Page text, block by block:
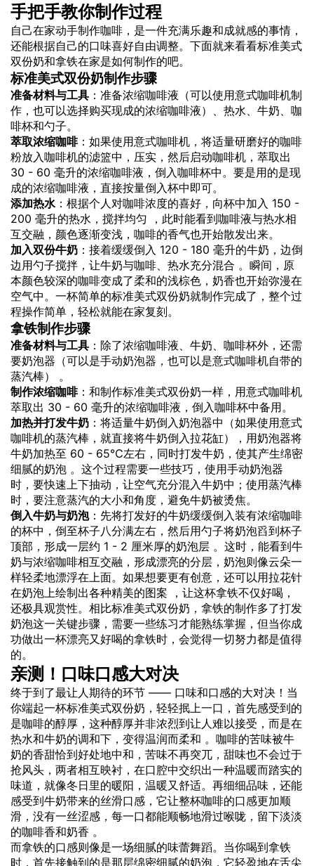
手把手教你制作过程
自己在家动手制作咖啡，是一件充满乐趣和成就感的事情，
还能根据自己的口味喜好自由调整。下面就来看看标准美式
双份奶和拿铁在家是如何制作的吧。
标准美式双份奶制作步骤
准备材料与工具 ：准备浓缩咖啡液（可以使用意式咖啡机制
作，也可以选择购买现成的浓缩咖啡液）、热水、牛奶、咖
啡杯和勺子。
萃取浓缩咖啡：如果使用意式咖啡机，将适量研磨好的咖啡
粉放入咖啡机的滤篮中，压实，然后启动咖啡机，萃取出
30 - 60 毫升的浓缩咖啡液，倒入咖啡杯中。要是用的是现
成的浓缩咖啡液，直接按量倒入杯中即可。
添加热水 ：根据个人对咖啡浓度的喜好，向杯中加入 150 -
200 毫升的热水，搅拌均匀 ，此时能看到咖啡液与热水相
互交融，颜色逐渐变浅，咖啡的香气也开始散发出来。
加入双份牛奶 ：接着缓缓倒入 120 - 180 毫升的牛奶，边倒
边用勺子搅拌，让牛奶与咖啡、热水充分混合 。瞬间，原
本颜色较深的咖啡变成了柔和的浅棕色，奶香也开始弥漫在
空气中。一杯简单的标准美式双份奶就制作完成了，整个过
程操作简单，轻松就能在家复刻。
拿铁制作步骤
准备材料与工具 ：除了浓缩咖啡液、牛奶、咖啡杯外，还需
要奶泡器（可以是手动奶泡器，也可以是意式咖啡机自带的
蒸汽棒） 。
制作浓缩咖啡：和制作标准美式双份奶一样，用意式咖啡机
萃取出 30 - 60 毫升的浓缩咖啡液，倒入咖啡杯中备用。
加热并打发牛奶 ：将适量牛奶倒入奶泡器中（如果使用意式
咖啡机的蒸汽棒，就直接将牛奶倒入拉花缸），用奶泡器将
牛奶加热至 60 - 65℃左右，同时打发牛奶，使其产生绵密
细腻的奶泡 。这个过程需要一些技巧，使用手动奶泡器
时，要快速上下抽动，让空气充分混入牛奶中；使用蒸汽棒
时，要注意蒸汽的大小和角度，避免牛奶被烫焦。
倒入牛奶与奶泡：先将打发好的牛奶缓缓倒入装有浓缩咖啡
的杯中，倒至杯子八分满左右，然后用勺子将奶泡舀到杯子
顶部，形成一层约 1 - 2 厘米厚的奶泡层 。这时，能看到牛
奶与浓缩咖啡相互交融，形成漂亮的分层，奶泡则像云朵一
样轻柔地漂浮在上面。如果想要更有创意，还可以用拉花针
在奶泡上绘制出各种精美的图案 ，让这杯拿铁不仅好喝，
还极具观赏性。相比标准美式双份奶，拿铁的制作多了打发
奶泡这一关键步骤，需要一些练习才能熟练掌握，但当你成
功做出一杯漂亮又好喝的拿铁时，会觉得一切努力都是值得
的。
亲测！口味口感大对决
终于到了最让人期待的环节 —— 口味和口感的大对决！当
你端起一杯标准美式双份奶，轻轻抿上一口，首先感受到的
是咖啡的醇厚，这种醇厚并非浓烈到让人难以接受，而是在
热水和牛奶的调和下，变得温润而柔和 。咖啡的苦味被牛
奶的香甜恰到好处地中和，苦味不再突兀，甜味也不会过于
抢风头，两者相互映衬，在口腔中交织出一种温暖而踏实的
味道，就像冬日里的暖阳，温暖又舒适。再细细品味，还能
感受到牛奶带来的丝滑口感，它让整杯咖啡的口感更加顺
滑，没有一丝涩感，每一口都能顺畅地滑过喉咙，留下淡淡
的咖啡香和奶香 。
而拿铁的口感则像是一场细腻的味蕾舞蹈。当你喝到拿铁
时，首先接触到的是那层绵密细腻的奶泡，它轻盈地在舌尖